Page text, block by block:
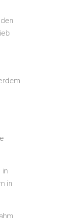
in
in